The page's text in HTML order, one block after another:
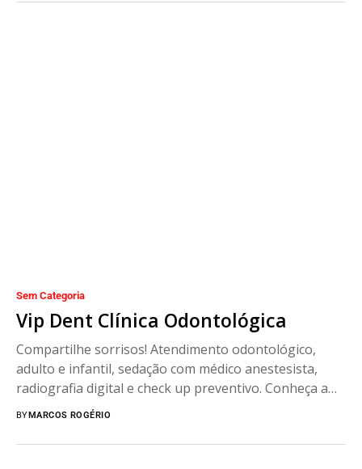
Sem Categoria
Vip Dent Clínica Odontológica
Compartilhe sorrisos! Atendimento odontológico,
adulto e infantil, sedação com médico anestesista,
radiografia digital e check up preventivo. Conheça a
VipDent Tradição, Tecnologia e...
BY MARCOS ROGÉRIO